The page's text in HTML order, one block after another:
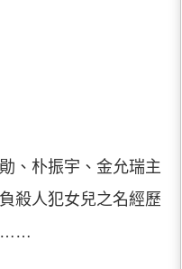
、朴振宇、金允瑞主
殺人犯女兒之名經歷
……